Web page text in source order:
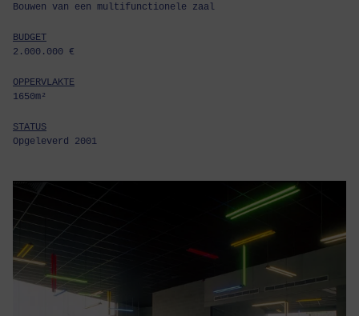
Bouwen van een multifunctionele zaal
BUDGET
2.000.000 €
OPPERVLAKTE
1650m²
STATUS
Opgeleverd 2001